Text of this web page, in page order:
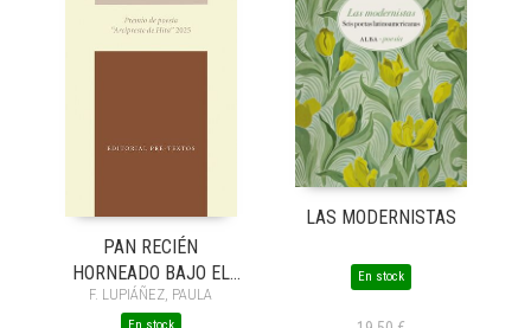
PAN RECIÉN
HORNEADO BAJO EL
BRAZO
F. LUPIÁÑEZ, PAULA
En stock
LAS MODERNISTAS
En stock